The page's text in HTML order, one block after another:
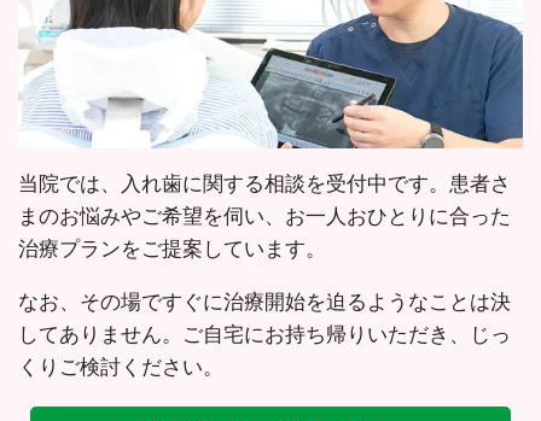
当院では、入れ歯に関する相談を受付中です。患者さ
まのお悩みやご希望を伺い、お一人おひとりに合った
治療プランをご提案しています。
なお、その場ですぐに治療開始を迫るようなことは決
してありません。ご自宅にお持ち帰りいただき、じっ
くりご検討ください。